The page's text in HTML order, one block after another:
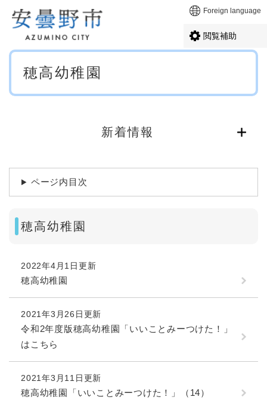
メニューを飛ばして本文へ Foreign language
閲覧補助
本
穂高幼稚園
新着情報
ページ内目次
穂高幼稚園
2022年4月1日更新
穂高幼稚園
2021年3月26日更新
令和2年度版穂高幼稚園「いいことみーつけた！」
はこちら
2021年3月11日更新
穂高幼稚園「いいことみーつけた！」（14）